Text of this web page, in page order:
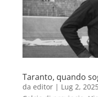
Taranto, quando
da editor| Lug 2,